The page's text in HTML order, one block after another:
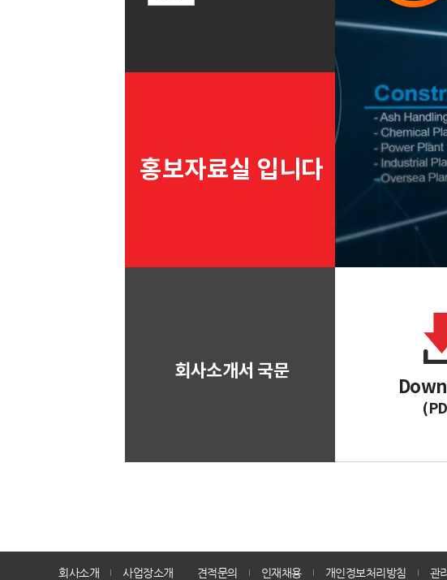
홍보자료실 입니다
회사소개서 국문
회사소개 사업장소개 견적문의 인재채용 개인정보처리방침 관